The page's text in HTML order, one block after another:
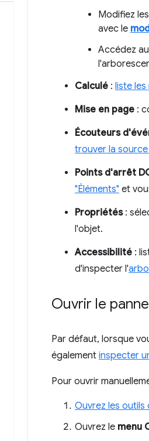
Modifiez
avec le
Accédez
Calculé : liste
Mise en page :
Écouteurs
trouver la
Points d'arrêt
"Éléments" et
Propriétés:
l'objet.
Accessibilité :
d'inspecter l'
Ouvrir le
Par défaut, lorsque
également inspecter
Pour ouvrir
Ouvrez les
Ouvrez le menu